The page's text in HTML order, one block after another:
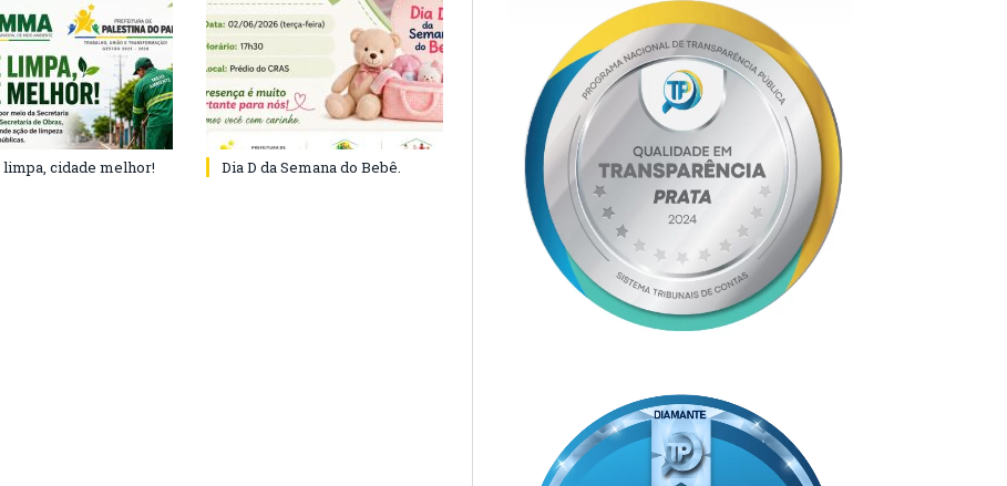
limpa, cidade melhor! Dia D da Semana do Bebê.